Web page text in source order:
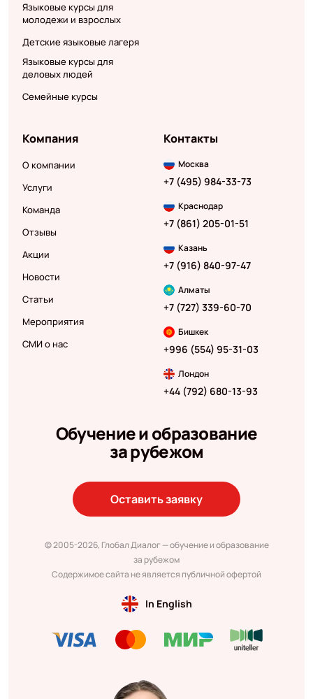
Языковые курсы для
молодежи и взрослых
Детские языковые лагеря
Языковые курсы для
деловых людей
Семейные курсы
Компания
О компании
Услуги
Команда
Отзывы
Акции
Новости
Статьи
Мероприятия
СМИ о нас
Контакты
Москва
+7 (495) 984-33-73
Краснодар
+7 (861) 205-01-51
Казань
+7 (916) 840-97-47
Алматы
+7 (727) 339-60-70
Бишкек
+996 (554) 95-31-03
Лондон
+44 (792) 680-13-93
Обучение и образование
за рубежом
Оставить заявку
© 2005-2026, Глобал Диалог — обучение и образование
за рубежом
Содержимое сайта не является публичной офертой
In English